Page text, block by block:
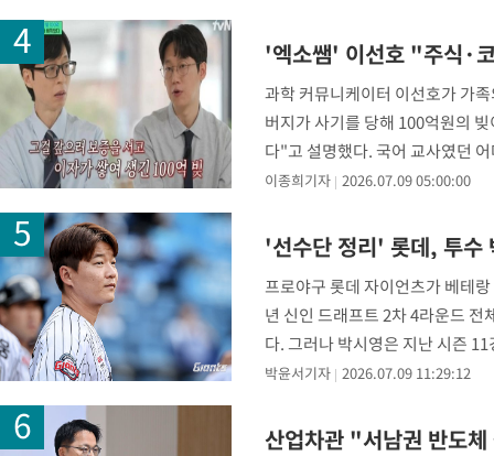
-11716초 전 >
[속보]합수본, '투표율 허위 입력' 중앙·서울·경기도 선관위
압수수색
-11471초 전 >
[속보]원·달러 환율, 오전 9시 1423.8원
-11267초 전 > [속보]삼성전자·SK하이닉스 동반 강보합…1%대 상승 출발
-11253초 전 > [속보]코스닥, 5.95포인트(0.74%) 상승한 807.62개장
-11221초 전 >[속보]코스피, 6300선 재탈환…1.09% 오른 6365.07 개장
-8386초 전 >시리아 다마스쿠스 교외에서 미니버스 폭발.. 14명 부상, 3명은
-7684초 전 >입추에도 극한더위…서울 낮 39도 '폭염중대경보'
-2648초 전 >이란, 호르무즈서 "적국 목표물들"과 대치로 남부 케슘섬에서
례 큰 폭발음
'엑소쌤' 이선호 "주식·
과학 커뮤니케이터 이선호가 가
버지가 사기를 당해 100억원의
다"고 설명했다. 국어 교사였던
이종희기자 2026.07.09 05:00:00
'선수단 정리' 롯데, 투수
프로야구 롯데 자이언츠가 베테
년 신인 드래프트 2차 4라운드
다. 그러나 박시영은 지난 시즌
박윤서기자 2026.07.09 11:29:12
산업차관 "서남권 반도